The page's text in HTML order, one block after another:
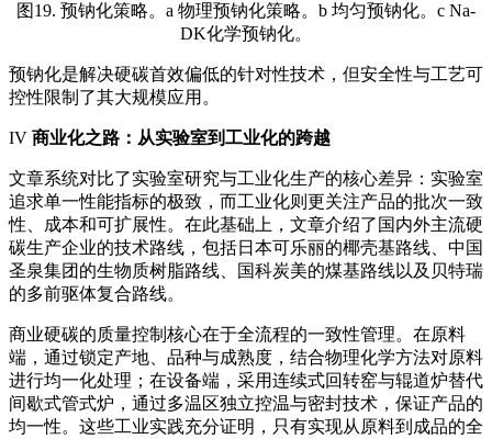
图19. 预钠化策略。a 物理预钠化策略。b 均匀预钠化。c Na-
DK化学预钠化。
预钠化是解决硬碳首效偏低的针对性技术，但安全性与工艺可
控性限制了其大规模应用。
IV 商业化之路：从实验室到工业化的跨越
文章系统对比了实验室研究与工业化生产的核心差异：实验室
追求单一性能指标的极致，而工业化则更关注产品的批次一致
性、成本和可扩展性。在此基础上，文章介绍了国内外主流硬
碳生产企业的技术路线，包括日本可乐丽的椰壳基路线、中国
圣泉集团的生物质树脂路线、国科炭美的煤基路线以及贝特瑞
的多前驱体复合路线。
商业硬碳的质量控制核心在于全流程的一致性管理。在原料
端，通过锁定产地、品种与成熟度，结合物理化学方法对原料
进行均一化处理；在设备端，采用连续式回转窑与辊道炉替代
间歇式管式炉，通过多温区独立控温与密封技术，保证产品的
均一性。这些工业实践充分证明，只有实现从原料到成品的全